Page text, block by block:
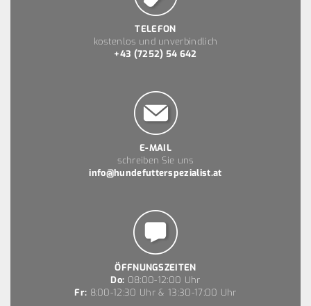
TELEFON
kostenlos und unverbindlich
+43 (7252) 54 642
E-MAIL
schreiben Sie uns
info@hundefutterspezialist.at
ÖFFNUNGSZEITEN
Do: 08:00-12:00 Uhr
Fr: 8:00-12:30 Uhr & 13:30-17:00 Uhr